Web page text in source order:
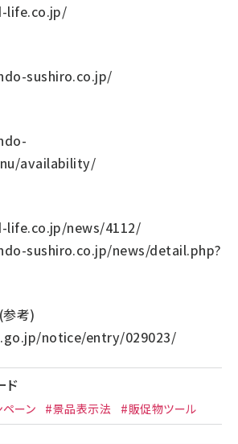
life.co.jp/
sushiro.co.jp/
availability/
news/4112/
sushiro.co.jp/news/detail.php?
考)
notice/entry/029023/
ド
ペーン #景品表示法 #販促物ツール